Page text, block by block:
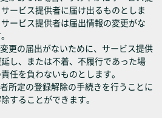
ービス提供者に届け出るものとしま
ービス提供者は届出情報の変更がな
更の届出がないために、サービス提供
し、または不着、不履行であった場
任を負わないものとします。
所定の登録解除の手続きを行うことに
することができます。